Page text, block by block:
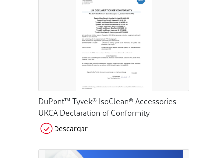
DuPont™ Tyvek® IsoClean® Accessories
UKCA Declaration of Conformity
Descargar